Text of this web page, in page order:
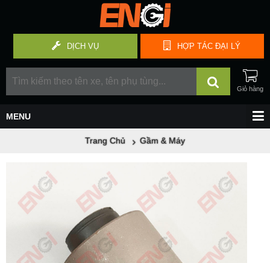
HỢP TÁC ĐẠI LÝ
DỊCH VỤ
Trang Chủ Gầm & Máy